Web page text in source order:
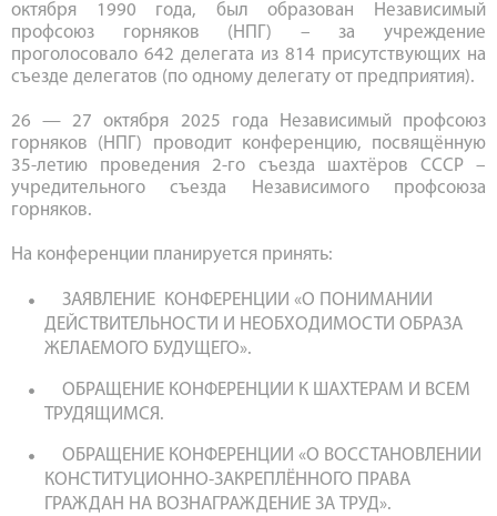
октября 1990 года, был образован Независимый
профсоюз горняков (НПГ) – за учреждение
проголосовало 642 делегата из 814 присутствующих на
съезде делегатов (по одному делегату от предприятия).
26 — 27 октября 2025 года Независимый профсоюз
горняков (НПГ) проводит конференцию, посвящённую
35-летию проведения 2-го съезда шахтёров СССР –
учредительного съезда Независимого профсоюза
горняков.
На конференции планируется принять:
ЗАЯВЛЕНИЕ КОНФЕРЕНЦИИ «О ПОНИМАНИИ
ДЕЙСТВИТЕЛЬНОСТИ И НЕОБХОДИМОСТИ ОБРАЗА
ЖЕЛАЕМОГО БУДУЩЕГО».
ОБРАЩЕНИЕ КОНФЕРЕНЦИИ К ШАХТЕРАМ И ВСЕМ
ТРУДЯЩИМСЯ.
ОБРАЩЕНИЕ КОНФЕРЕНЦИИ «О ВОССТАНОВЛЕНИИ
КОНСТИТУЦИОННО-ЗАКРЕПЛЁННОГО ПРАВА
ГРАЖДАН НА ВОЗНАГРАЖДЕНИЕ ЗА ТРУД».